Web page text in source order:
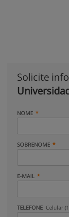
Solicite
NOME
SOBRENOME
E-MAIL
TELEFONE Celular